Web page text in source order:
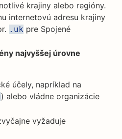
krajiny alebo regióny.
internetovú adresu krajiny
.uk pre Spojené
najvyššej úrovne
účely, napríklad na
) alebo vládne organizácie
vyžaduje